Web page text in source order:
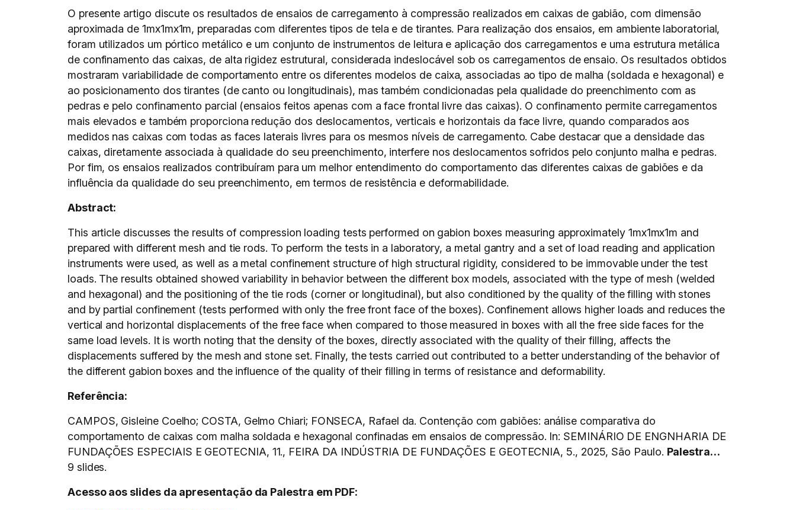
O presente artigo discute os resultados de ensaios de carregamento à compressão realizados em caixas de gabião, com dimensão
aproximada de 1mx1mx1m, preparadas com diferentes tipos de tela e de tirantes. Para realização dos ensaios, em ambiente laboratorial,
foram utilizados um pórtico metálico e um conjunto de instrumentos de leitura e aplicação dos carregamentos e uma estrutura metálica
de confinamento das caixas, de alta rigidez estrutural, considerada indeslocável sob os carregamentos de ensaio. Os resultados obtidos
mostraram variabilidade de comportamento entre os diferentes modelos de caixa, associadas ao tipo de malha (soldada e hexagonal) e
ao posicionamento dos tirantes (de canto ou longitudinais), mas também condicionadas pela qualidade do preenchimento com as
pedras e pelo confinamento parcial (ensaios feitos apenas com a face frontal livre das caixas). O confinamento permite carregamentos
mais elevados e também proporciona redução dos deslocamentos, verticais e horizontais da face livre, quando comparados aos
medidos nas caixas com todas as faces laterais livres para os mesmos níveis de carregamento. Cabe destacar que a densidade das
caixas, diretamente associada à qualidade do seu preenchimento, interfere nos deslocamentos sofridos pelo conjunto malha e pedras.
Por fim, os ensaios realizados contribuíram para um melhor entendimento do comportamento das diferentes caixas de gabiões e da
influência da qualidade do seu preenchimento, em termos de resistência e deformabilidade.
Abstract:
This article discusses the results of compression loading tests performed on gabion boxes measuring approximately 1mx1mx1m and
prepared with different mesh and tie rods. To perform the tests in a laboratory, a metal gantry and a set of load reading and application
instruments were used, as well as a metal confinement structure of high structural rigidity, considered to be immovable under the test
loads. The results obtained showed variability in behavior between the different box models, associated with the type of mesh (welded
and hexagonal) and the positioning of the tie rods (corner or longitudinal), but also conditioned by the quality of the filling with stones
and by partial confinement (tests performed with only the free front face of the boxes). Confinement allows higher loads and reduces the
vertical and horizontal displacements of the free face when compared to those measured in boxes with all the free side faces for the
same load levels. It is worth noting that the density of the boxes, directly associated with the quality of their filling, affects the
displacements suffered by the mesh and stone set. Finally, the tests carried out contributed to a better understanding of the behavior of
the different gabion boxes and the influence of the quality of their filling in terms of resistance and deformability.
Referência:
CAMPOS, Gisleine Coelho; COSTA, Gelmo Chiari; FONSECA, Rafael da. Contenção com gabiões: análise comparativa do
comportamento de caixas com malha soldada e hexagonal confinadas em ensaios de compressão. In: SEMINÁRIO DE ENGNHARIA DE
FUNDAÇÕES ESPECIAIS E GEOTECNIA, 11., FEIRA DA INDÚSTRIA DE FUNDAÇÕES E GEOTECNIA, 5., 2025, São Paulo. Palestra…
9 slides.
Acesso aos slides da apresentação da Palestra em PDF: